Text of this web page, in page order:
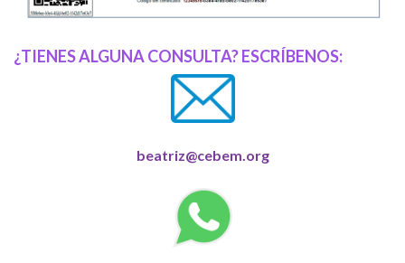
¿TIENES ALGUNA CONSULTA? ESCRÍBENOS:
beatriz@cebem.org